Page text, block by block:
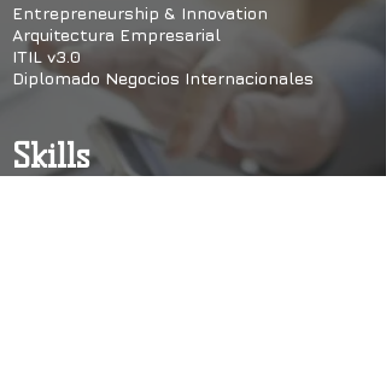
Entrepreneurship & Innovation
Arquitectura Empresarial
ITIL v3.0
Diplomado Negocios Internacionales
Skills